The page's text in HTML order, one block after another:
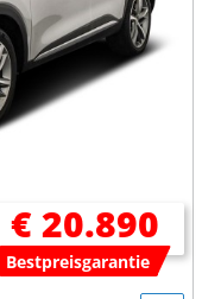
€ 20.890
Bestpreisgarantie